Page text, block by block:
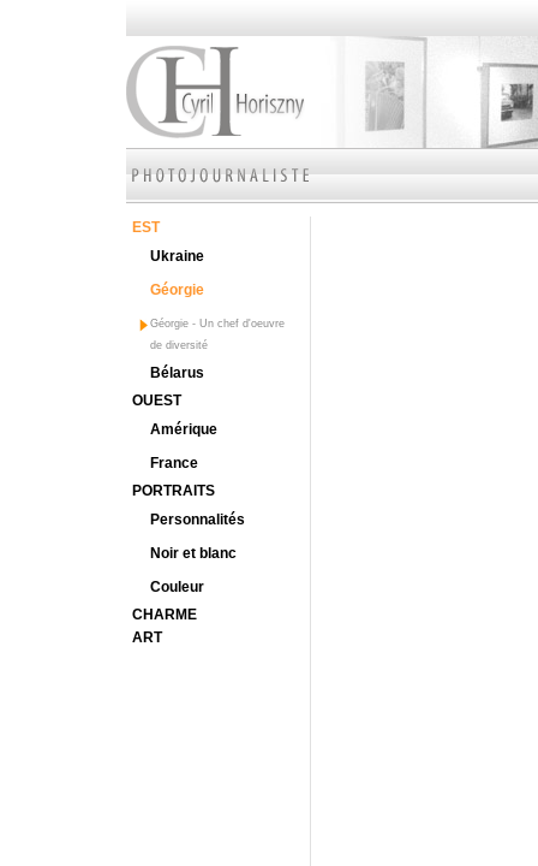
EST
Ukraine
Géorgie
Géorgie - Un chef d'oeuvre
de diversité
Bélarus
OUEST
Amérique
France
PORTRAITS
Personnalités
Noir et blanc
Couleur
CHARME
ART